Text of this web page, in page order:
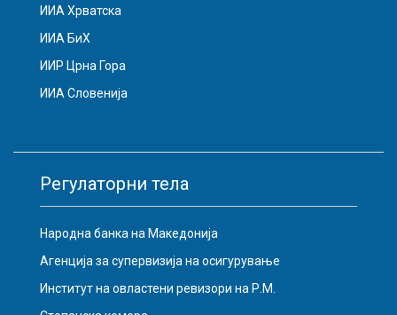
ИИА Хрватска
ИИА БиХ
ИИР Црна Гора
ИИА Словенија
Регулаторни тела
Народна банка на Македонија
Агенција за супервизија на осигурување
Институт на овластени ревизори на Р.М.